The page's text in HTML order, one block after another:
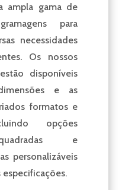
ampla gama de
para
necessidades
Os nossos
disponíveis
e as
formatos e
opções
e
personalizáveis
especificações.